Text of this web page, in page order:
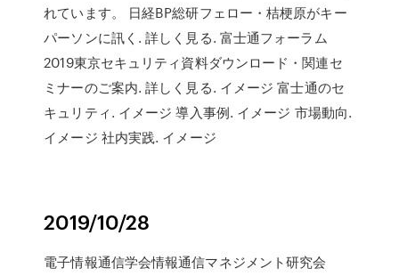
れています。 日経BP総研フェロー・桔梗原がキー
パーソンに訊く. 詳しく見る. 富士通フォーラム
2019東京セキュリティ資料ダウンロード・関連セ
ミナーのご案内. 詳しく見る. イメージ 富士通のセ
キュリティ. イメージ 導入事例. イメージ 市場動向.
イメージ 社内実践. イメージ
2019/10/28
電子情報通信学会情報通信マネジメント研究会